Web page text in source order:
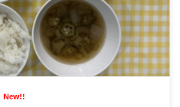
New!!